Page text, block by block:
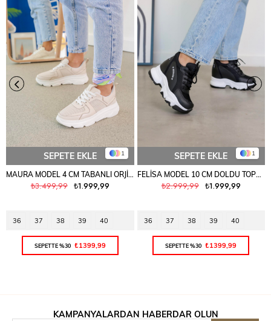
1
SEPETE EKLE
₺1.999,99
₺3.499,99
36 37 38 39 40
SEPETTE %30 ₺1399,99
1
SEPETE EKLE
FELİSA MODEL 10 CM DOLDU TOPUK YENİ SEZON SNEAKERS SPOR AYAKKABI SYH.FİLE
₺1.999,99
₺2.999,99
36 37 38 39 40
SEPETTE %30 ₺1399,99
KAMPANYALARDAN HABERDAR OLUN